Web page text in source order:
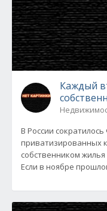
Каждый
В России
приватизированных
собственником
Если в ноябре